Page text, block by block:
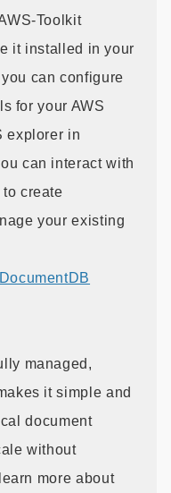
Toolkit
it installed in your
can configure
for your AWS
explorer in
can interact with
create
your existing
managed,
it simple and
document
without
more about